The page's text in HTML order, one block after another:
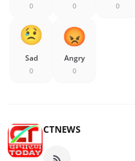
0 0 0
Sad
0
Angry
0
CTNEWS